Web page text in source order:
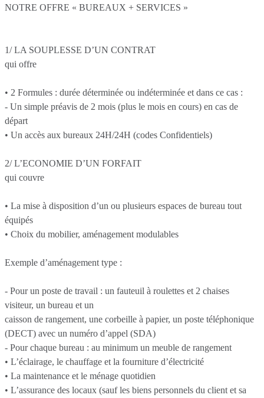
NOTRE OFFRE « BUREAUX + SERVICES »
1/ LA SOUPLESSE D’UN CONTRAT
qui offre
• 2 Formules : durée déterminée ou indéterminée et dans ce cas :
- Un simple préavis de 2 mois (plus le mois en cours) en cas de
départ
• Un accès aux bureaux 24H/24H (codes Confidentiels)
2/ L’ECONOMIE D’UN FORFAIT
qui couvre
• La mise à disposition d’un ou plusieurs espaces de bureau tout
équipés
• Choix du mobilier, aménagement modulables
Exemple d’aménagement type :
- Pour un poste de travail : un fauteuil à roulettes et 2 chaises
visiteur, un bureau et un
caisson de rangement, une corbeille à papier, un poste téléphonique
(DECT) avec un numéro d’appel (SDA)
- Pour chaque bureau : au minimum un meuble de rangement
• L’éclairage, le chauffage et la fourniture d’électricité
• La maintenance et le ménage quotidien
• L’assurance des locaux (sauf les biens personnels du client et sa